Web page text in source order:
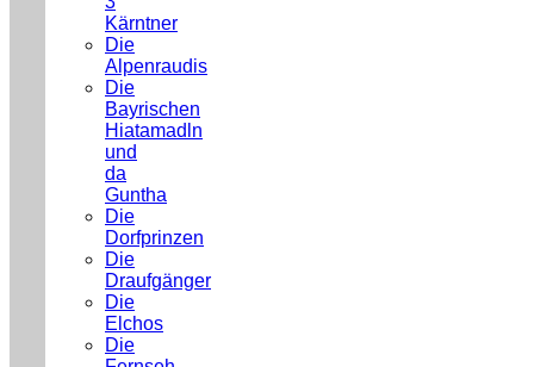
Kärntner
Die
Alpenraudis
Die
Bayrischen
Hiatamadln
und
da
Guntha
Die
Dorfprinzen
Die
Draufgänger
Die
Elchos
Die